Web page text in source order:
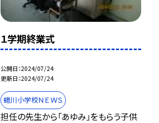
１学期終業式
公開日 2024/07/24
更新日 2024/07/24
蜷川小学校ＮＥＷＳ
担任の先生から「あゆみ」をもらう子供